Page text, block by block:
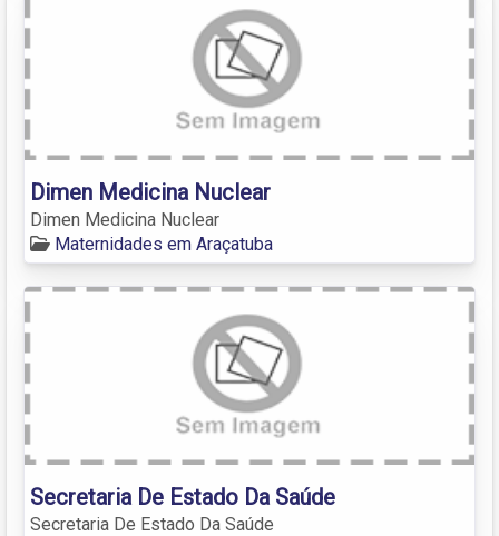
Dimen Medicina Nuclear
Dimen Medicina Nuclear
Maternidades em Araçatuba
Secretaria De Estado Da Saúde
Secretaria De Estado Da Saúde